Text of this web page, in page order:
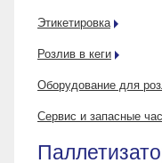
Этикетировка
Розлив в кеги
Оборудование для
Сервис и запасные